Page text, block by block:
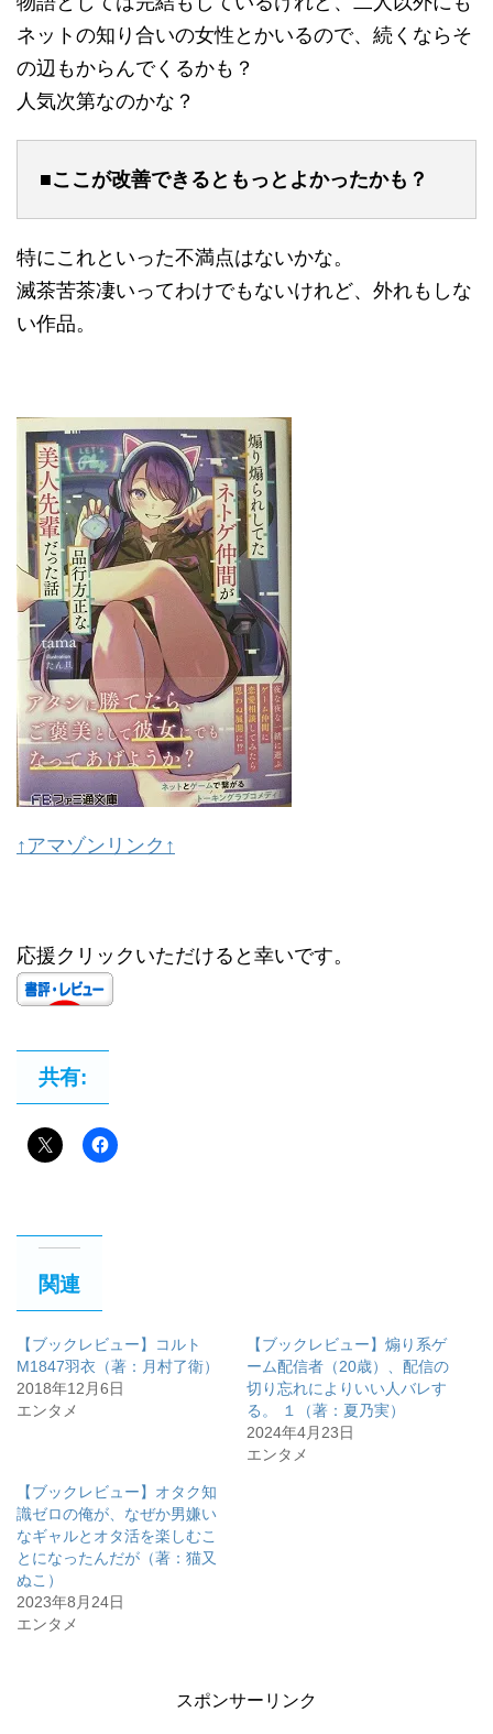
ネットの知り合いの女性とかいるので、続くならそ
の辺もからんでくるかも？
人気次第なのかな？
■ここが改善できるともっとよかったかも？
特にこれといった不満点はないかな。
滅茶苦茶凄いってわけでもないけれど、外れもしな
い作品。
↑アマゾンリンク↑
応援クリックいただけると幸いです。
共有:
関連
【ブックレビュー】コルト
M1847羽衣（著：月村了衛）
2018年12月6日
エンタメ
【ブックレビュー】煽り系ゲ
ーム配信者（20歳）、配信の
切り忘れによりいい人バレす
る。 １（著：夏乃実）
2024年4月23日
エンタメ
【ブックレビュー】オタク知
識ゼロの俺が、なぜか男嫌い
なギャルとオタ活を楽しむこ
とになったんだが（著：猫又
ぬこ）
2023年8月24日
エンタメ
スポンサーリンク